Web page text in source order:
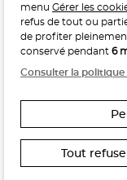
Interdiction
aux
La preuve de
CODE DE
menu Gérer les
refus de tout ou
de profiter
conservé pendant 6
Consulter la
Tout